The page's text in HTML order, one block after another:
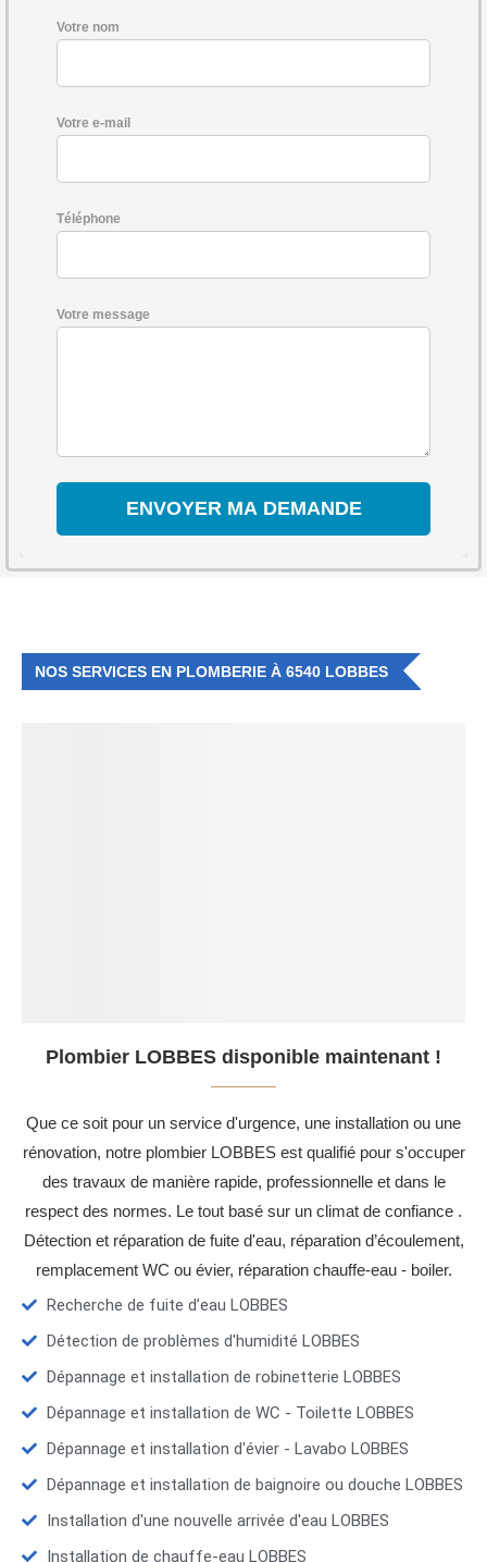
Votre nom
Votre e-mail
Téléphone
Votre message
NOS SERVICES EN PLOMBERIE À 6540 LOBBES
Plombier LOBBES disponible maintenant !
Que ce soit pour un service d'urgence, une installation ou une
rénovation, notre plombier LOBBES est qualifié pour s'occuper
des travaux de manière rapide, professionnelle et dans le
respect des normes. Le tout basé sur un climat de confiance .
Détection et réparation de fuite d'eau, réparation d’écoulement,
remplacement WC ou évier, réparation chauffe-eau - boiler.
Recherche de fuite d’eau LOBBES
Détection de problèmes d'humidité LOBBES
Dépannage et installation de robinetterie LOBBES
Dépannage et installation de WC - Toilette LOBBES
Dépannage et installation d'évier - Lavabo LOBBES
Dépannage et installation de baignoire ou douche LOBBES
Installation d'une nouvelle arrivée d'eau LOBBES
Installation de chauffe-eau LOBBES